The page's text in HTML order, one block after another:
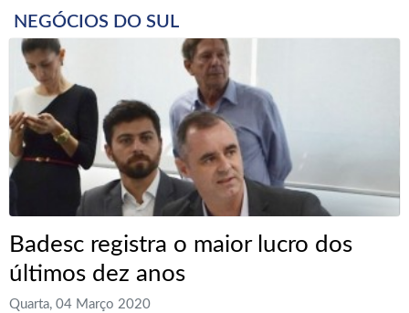
NEGÓCIOS DO SUL
Badesc registra o maior lucro dos
últimos dez anos
Quarta, 04 Março 2020